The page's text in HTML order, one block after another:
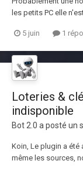
les petits PC elle
5 juin 1
Loteries &
indisponible
Bot 2.0 a posté un
Koin, Le plugin a
même les sources,